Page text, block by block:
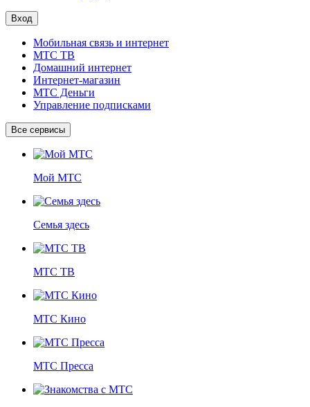
Вход
Мобильная связь и интернет
МТС ТВ
Домашний интернет
Интернет-магазин
МТС Деньги
Управление подписками
Все сервисы
Мой МТС
Семья здесь
МТС ТВ
МТС Кино
МТС Пресса